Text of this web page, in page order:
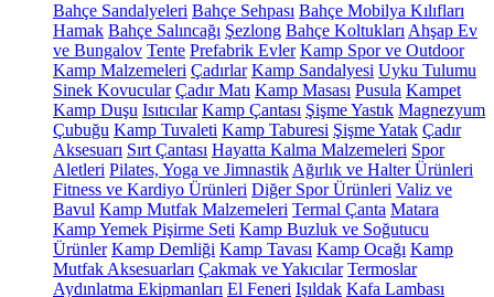
Bahçe Sandalyeleri Bahçe Sehpası Bahçe Mobilya Kılıfları
Hamak Bahçe Salıncağı Şezlong Bahçe Koltukları Ahşap Ev
ve Bungalov Tente Prefabrik Evler Kamp Spor ve Outdoor
Kamp Malzemeleri Çadırlar Kamp Sandalyesi Uyku Tulumu
Sinek Kovucular Çadır Matı Kamp Masası Pusula Kampet
Kamp Duşu Isıtıcılar Kamp Çantası Şişme Yastık Magnezyum
Çubuğu Kamp Tuvaleti Kamp Taburesi Şişme Yatak Çadır
Aksesuarı Sırt Çantası Hayatta Kalma Malzemeleri Spor
Aletleri Pilates, Yoga ve Jimnastik Ağırlık ve Halter Ürünleri
Fitness ve Kardiyo Ürünleri Diğer Spor Ürünleri Valiz ve
Bavul Kamp Mutfak Malzemeleri Termal Çanta Matara
Kamp Yemek Pişirme Seti Kamp Buzluk ve Soğutucu
Ürünler Kamp Demliği Kamp Tavası Kamp Ocağı Kamp
Mutfak Aksesuarları Çakmak ve Yakıcılar Termoslar
Aydınlatma Ekipmanları El Feneri Işıldak Kafa Lambası